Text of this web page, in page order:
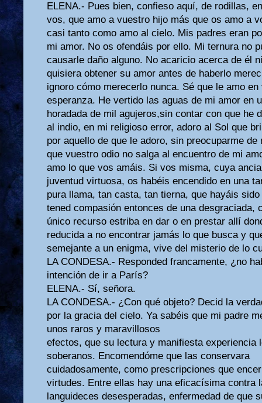
ELENA.- Pues bien, confieso aquí, de rodillas,
vos, que amo a vuestro hijo más que os amo a
casi tanto como amo al cielo. Mis padres eran
mi amor. No os ofendáis por ello. Mi ternura no
causarle daño alguno. No acaricio acerca de él
quisiera obtener su amor antes de haberlo
ignoro cómo merecerlo nunca. Sé que le amo
esperanza. He vertido las aguas de mi amor en
horadada de mil agujeros,sin contar con que he
al indio, en mi religioso error, adoro al Sol que
por aquello de que le adoro, sin preocuparme
que vuestro odio no salga al encuentro de mi
amo lo que vos amáis. Si vos misma, cuya
juventud virtuosa, os habéis encendido en una
pura llama, tan casta, tan tierna, que hayáis
tened compasión entonces de una desgraciada,
único recurso estriba en dar o en prestar allí
reducida a no encontrar jamás lo que busca y
semejante a un enigma, vive del misterio de lo
LA CONDESA.- Responded francamente, ¿no
intención de ir a París?
ELENA.- Sí, señora.
LA CONDESA.- ¿Con qué objeto? Decid la
por la gracia del cielo. Ya sabéis que mi padre
unos raros y maravillosos
efectos, que su lectura y manifiesta experiencia
soberanos. Encomendóme que las conservara
cuidadosamente, como prescripciones que
virtudes. Entre ellas hay una eficacísima contra
languideces desesperadas, enfermedad de que